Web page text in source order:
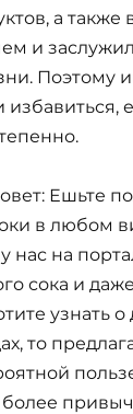
а
и
Поэтому
Ешьте
в любом
нас на
сока и
узнать
то